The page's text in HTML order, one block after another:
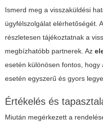
Ismerd meg a visszaküldési
ügyfélszolgálat elérhetőségét.
részletesen tájékoztatnak a
megbízhatóbb partnerek. Az
esetén különösen fontos,
esetén egyszerű és gyors
Értékelés és
Miután megérkezett a